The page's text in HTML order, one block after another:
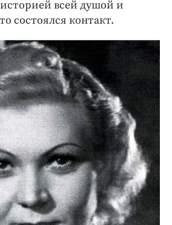
всей душой и
состоялся контакт.